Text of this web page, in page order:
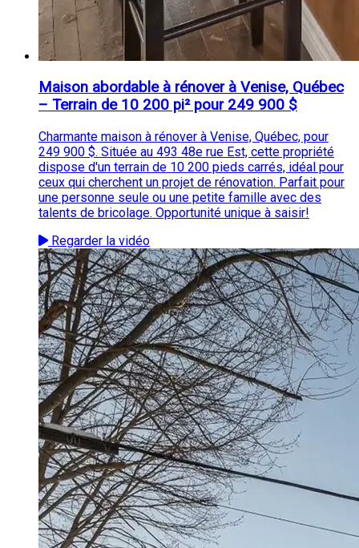
Maison abordable à rénover à Venise, Québec
– Terrain de 10 200 pi² pour 249 900 $
Charmante maison à rénover à Venise, Québec, pour
249 900 $. Située au 493 48e rue Est, cette propriété
dispose d'un terrain de 10 200 pieds carrés, idéal pour
ceux qui cherchent un projet de rénovation. Parfait pour
une personne seule ou une petite famille avec des
talents de bricolage. Opportunité unique à saisir!
Regarder la vidéo